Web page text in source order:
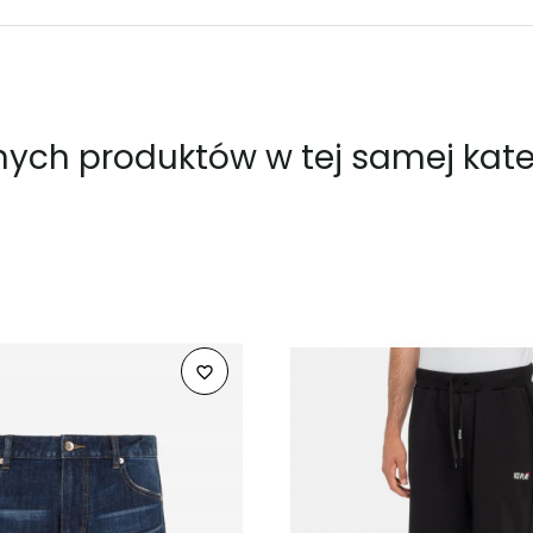
produktów w tej samej
favorite_border